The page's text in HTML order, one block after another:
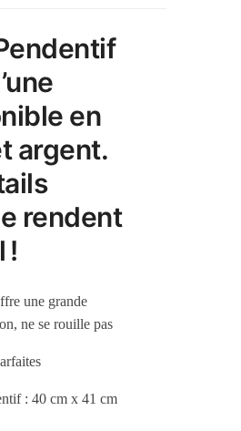
en
argent.
rendent
!
une grande
ne se rouille pas
: 40 cm x 41 cm